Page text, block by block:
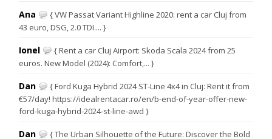
Ana
{ VW Passat Variant Highline 2020: rent a car Cluj from
43 euro, DSG, 2.0 TDI.... }
Ionel
{ Rent a car Cluj Airport: Skoda Scala 2024 from 25
euros. New Model (2024): Comfort,... }
Dan
{ Ford Kuga Hybrid 2024 ST-Line 4x4 in Cluj: Rent it from
€57/day! https://idealrentacar.ro/en/b-end-of-year-offer-new-
ford-kuga-hybrid-2024-st-line-awd }
Dan
{ The Urban Silhouette of the Future: Discover the Bold